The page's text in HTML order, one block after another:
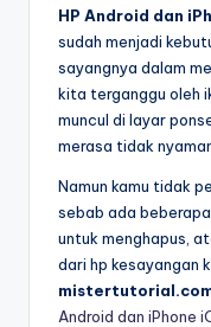
HP Android dan
sudah menjadi
sayangnya dalam
kita terganggu oleh
muncul di layar
merasa tidak
Namun kamu tidak
sebab ada
untuk menghapus,
dari hp kesayangan
Android dan iPhone